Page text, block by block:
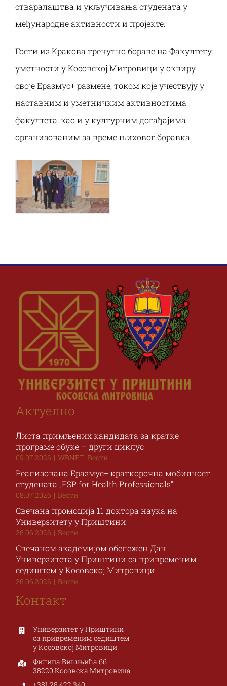
стваралаштва и укључивања студената у
међународне активности и пројекте.
Гости из Кракова тренутно бораве на Факултету
уметности у Косовској Митровици у оквиру
своје Eразмус+ размене, током које учествују у
наставним и уметничким активностима
факултета, као и у културним догађајима
организованим за време њиховог боравка.
Актуелно
Листа примљених кандидата за кратке
програме обуке – други циклус
09.07.2026 | WBNET,Вести
Реализована Еразмус+ краткорочна мобилност
студената „ESP for Health Professionals“
08.07.2026 | Вести
Свечана промоција 11 доктора наука на
Универзитету у Приштини
26.06.2026 | Вести
Свечаном академијом обележен Дан
Универзитета у Приштини са привременим
седиштем у Косовској Митровици
26.06.2026 | Вести
Контакт
Универзитет у Приштини
са привременим седиштем
у Косовској Митровици
Филипа Вишњића бб
38220 Косовска Митровица